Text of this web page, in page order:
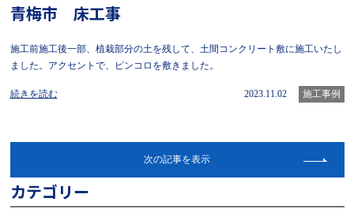
青梅市 床工事
施工前施工後一部、植栽部分の土を残して、土間コンクリート敷に施工いたし
ました。アクセントで、ピンコロを敷きました。
続きを読む 2023.11.02 施工事例
次の記事を表示
カテゴリー